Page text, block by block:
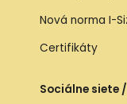
Nová norma I-
Certifikáty
Sociálne siete